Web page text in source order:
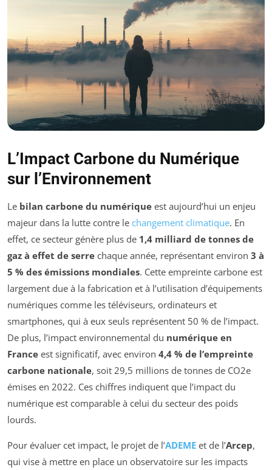
L’Impact Carbone du Numérique
sur l’Environnement
Le bilan carbone du numérique est aujourd’hui un enjeu
majeur dans la lutte contre le changement climatique. En
effet, ce secteur génère plus de 1,4 milliard de tonnes de
gaz à effet de serre chaque année, représentant environ 3 à
5 % des émissions mondiales. Cette empreinte carbone est
largement due à la fabrication et à l’utilisation d’équipements
numériques comme les téléviseurs, ordinateurs et
smartphones, qui à eux seuls représentent 50 % de l’impact.
De plus, l’impact environnemental du numérique en
France est significatif, avec environ 4,4 % de l’empreinte
carbone nationale, soit 29,5 millions de tonnes de CO2e
émises en 2022. Ces chiffres indiquent que l’impact du
numérique est comparable à celui du secteur des poids
lourds.
Pour évaluer cet impact, le projet de l’ADEME et de l’Arcep,
qui vise à mettre en place un observatoire sur les impacts